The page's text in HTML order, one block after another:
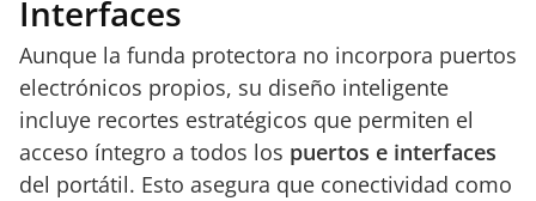
Interfaces
Aunque la funda protectora no incorpora puertos
electrónicos propios, su diseño inteligente
incluye recortes estratégicos que permiten el
acceso íntegro a todos los puertos e interfaces
del portátil. Esto asegura que conectividad como